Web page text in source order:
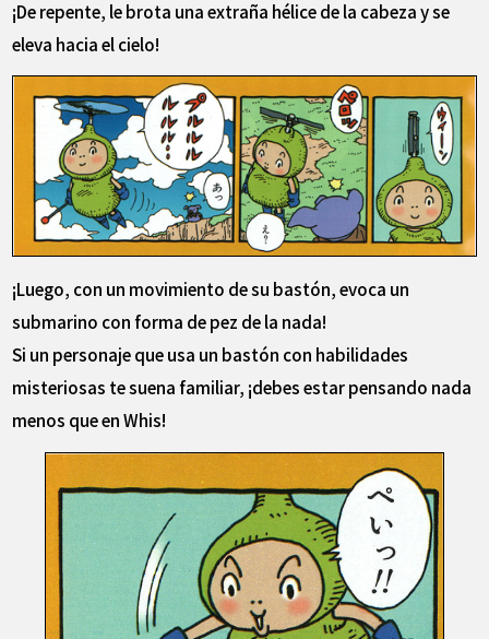
¡De repente, le brota una extraña hélice de la cabeza y se
eleva hacia el cielo!
¡Luego, con un movimiento de su bastón, evoca un
submarino con forma de pez de la nada!
Si un personaje que usa un bastón con habilidades
misteriosas te suena familiar, ¡debes estar pensando nada
menos que en Whis!